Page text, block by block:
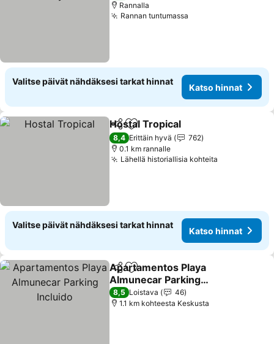
Rannalla
Rannan tuntumassa
Valitse päivät nähdäksesi tarkat hinnat
Katso hinnat
Jaa Lisää suosikkeihin
Hostal Tropical
8,4 Erittäin hyvä
762
0.1 km rannalle
Lähellä historiallisia kohteita
Valitse päivät nähdäksesi tarkat hinnat
Katso hinnat
Jaa Lisää suosikkeihin
Apartamentos Playa
Almunecar Parking
Incluido
Katso hinnat
8,5 Loistava
46
1.1 km kohteesta Keskusta